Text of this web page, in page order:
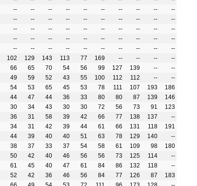
-- -- -- -- -- -- -- -- --
--
-- -- -- -- -- -- -- -- --
--
-- -- -- -- -- -- -- -- --
--
-- -- -- -- -- -- -- -- --
--
-- -- -- -- -- -- -- -- --
--
102 129 143 113 77 169 -- -- --
--
66 65 70 54 56 99 127 139 --
--
49 59 52 43 55 100 112 112 --
--
54 53 65 45 53 78 111 107 193
186
44 47 44 36 33 80 80 87 139
146
30 34 43 30 30 72 56 73 91
123
36 31 58 39 42 66 77 138 137
--
34 31 42 39 44 61 66 131 118
191
44 39 40 40 51 63 78 129 140
--
38 37 33 37 54 58 61 109 98
180
50 42 40 46 56 56 73 125 114
--
61 45 40 47 61 84 86 132 118
--
52 42 36 46 56 84 77 126 87
183